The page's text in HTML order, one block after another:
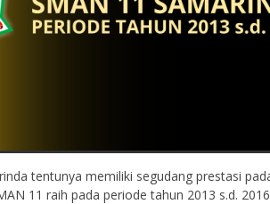
tentunya memiliki segudang prestasi
11 raih pada periode tahun 2013 s.d.